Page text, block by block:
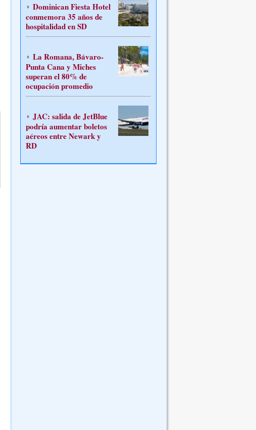
Dominican Fiesta Hotel
conmemora 35 años de
hospitalidad en SD
La Romana, Bávaro-
Punta Cana y Miches
superan el 80% de
ocupación promedio
JAC: salida de JetBlue
podría aumentar boletos
aéreos entre Newark y
RD